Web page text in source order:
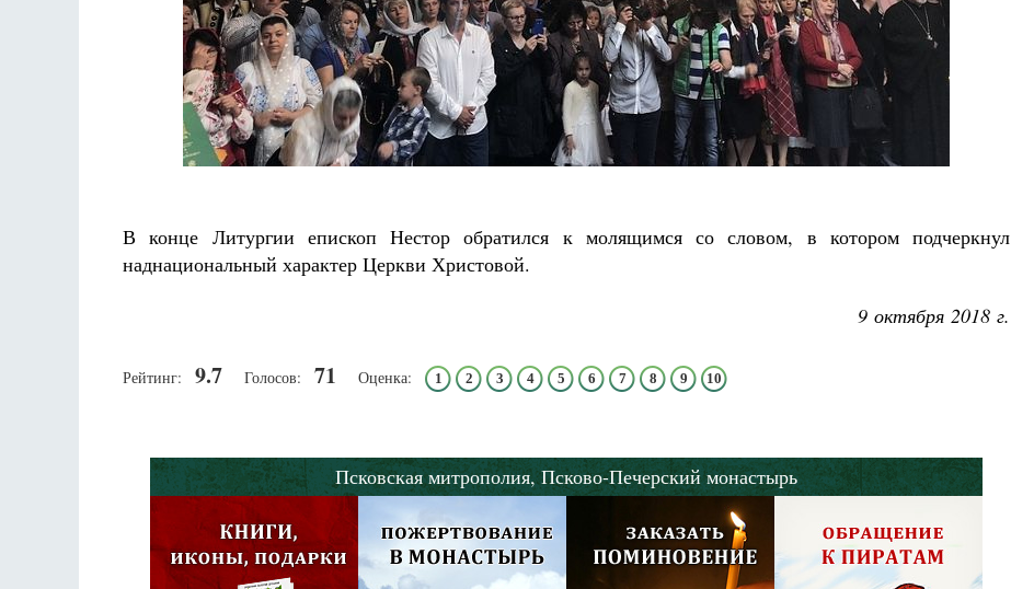
В конце Литургии епископ Нестор обратился к молящимся со словом, в котором подчеркнул
наднациональный характер Церкви Христовой.
9 октября 2018 г.
Рейтинг: 9.7 Голосов: 71 Оценка: 1 2 3 4 5 6 7 8 9 10
Псковская митрополия, Псково-Печерский монастырь